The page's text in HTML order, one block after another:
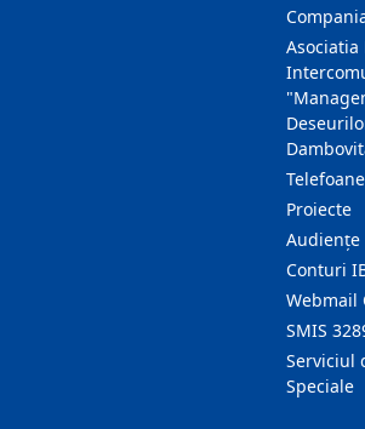
Asociatia
Telefoane
Proiecte
Audienţe
Conturi
Webmail
SMIS
Serviciul
Speciale